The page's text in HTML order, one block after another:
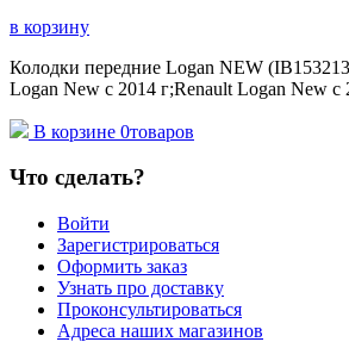
в корзину
Колодки передние Logan NEW
Logan New с 2014 г;Renault Logan New с
В корзине 0товаров
Что сделать?
Войти
Зарегистрироваться
Оформить заказ
Узнать про доставку
Проконсультироваться
Адреса наших магазинов